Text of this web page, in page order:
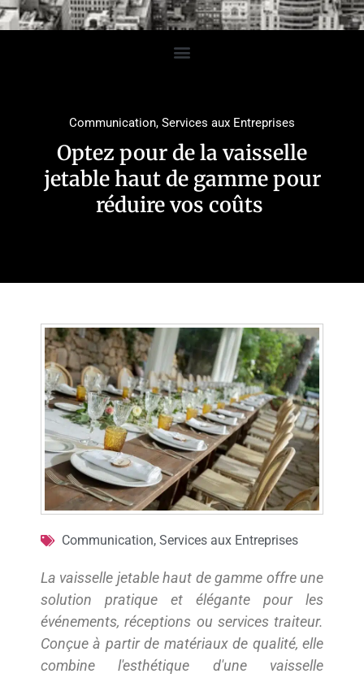
Communication, Services aux Entreprises
Optez pour de la vaisselle
jetable haut de gamme pour
réduire vos coûts
Communication, Services aux Entreprises
La vaisselle jetable haut de gamme offre une
solution pratique et élégante pour les
événements, réceptions ou services traiteur.
Conçue à partir de matériaux de qualité, elle
combine l'esthétique d'une vaisselle